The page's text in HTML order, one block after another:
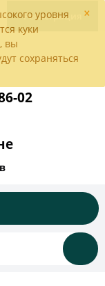
×
уровня
куки
вы
сохраняться
Регистрация
02